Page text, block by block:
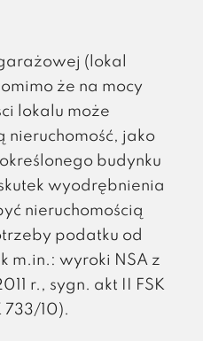
(lokal
że na mocy
lokalu może
nieruchomość, jako
budynku
wyodrębnienia
nieruchomością
podatku od
m.in.: wyroki NSA z
r., sygn. akt II FSK
733/10).